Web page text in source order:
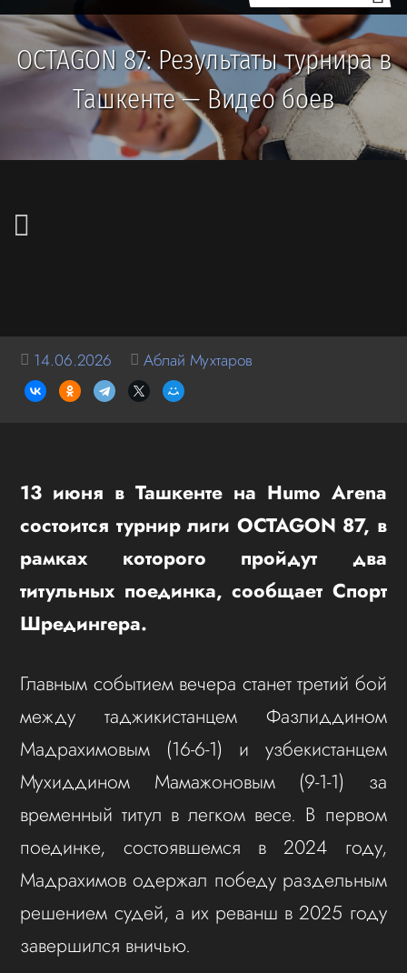
OCTAGON 87: Результаты турнира в
Ташкенте — Видео боев
14.06.2026 Аблай Мухтаров
13 июня в Ташкенте на Humo Arena
состоится турнир лиги OCTAGON 87, в
рамках которого пройдут два
титульных поединка, сообщает Спорт
Шредингера.
Главным событием вечера станет третий бой
между таджикистанцем Фазлиддином
Мадрахимовым (16-6-1) и узбекистанцем
Мухиддином Мамажоновым (9-1-1) за
временный титул в легком весе. В первом
поединке, состоявшемся в 2024 году,
Мадрахимов одержал победу раздельным
решением судей, а их реванш в 2025 году
завершился вничью.